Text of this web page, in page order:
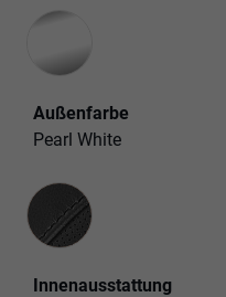
Außenfarbe
Pearl White
Innenausstattung
Innenausstattung